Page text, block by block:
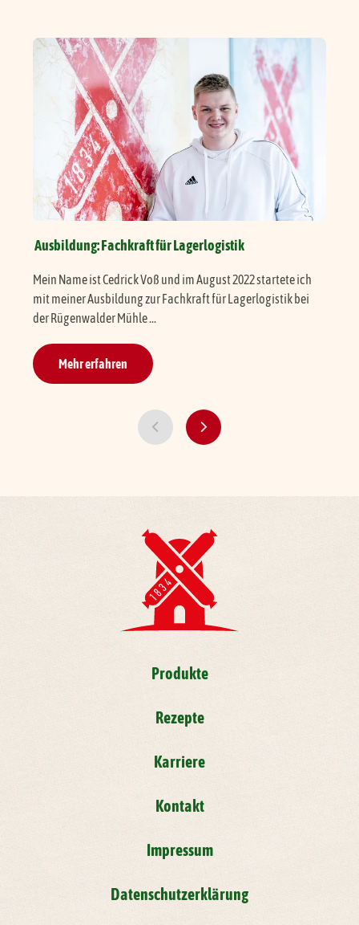
Ausbildung: Fachkraft für Lagerlogistik
Mein Name ist Cedrick Voß und im August 2022 startete ich
mit meiner Ausbildung zur Fachkraft für Lagerlogistik bei
der Rügenwalder Mühle ...
Mehr erfahren
Produkte
Rezepte
Karriere
Kontakt
Impressum
Datenschutzerklärung